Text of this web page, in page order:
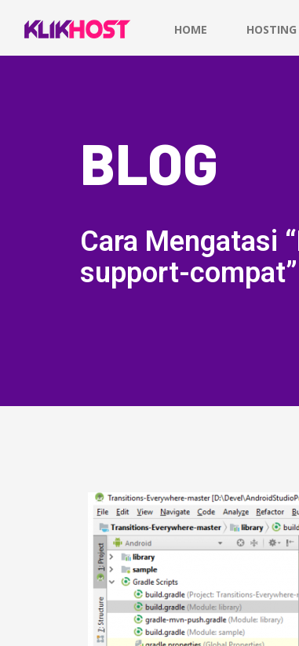
HOME HOSTING
BLOG
Cara Mengatasi
support-